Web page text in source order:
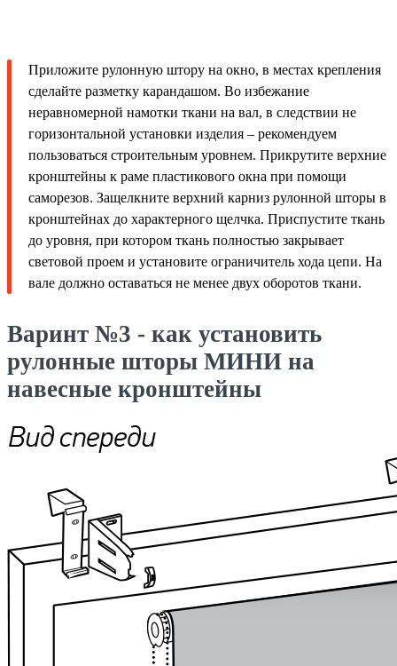
Приложите рулонную штору на окно, в местах крепления
сделайте разметку карандашом. Во избежание
неравномерной намотки ткани на вал, в следствии не
горизонтальной установки изделия – рекомендуем
пользоваться строительным уровнем. Прикрутите верхние
кронштейны к раме пластикового окна при помощи
саморезов. Защелкните верхний карниз рулонной шторы в
кронштейнах до характерного щелчка. Приспустите ткань
до уровня, при котором ткань полностью закрывает
световой проем и установите ограничитель хода цепи. На
вале должно оставаться не менее двух оборотов ткани.
Варинт №3 - как установить
рулонные шторы МИНИ на
навесные кронштейны